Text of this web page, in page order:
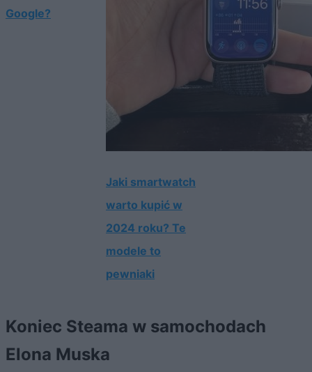
Google?
Jaki smartwatch
warto kupić w
2024 roku? Te
modele to
pewniaki
Koniec Steama w samochodach
Elona Muska